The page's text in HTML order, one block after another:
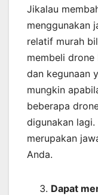
Jikalau
menggunakan
relatif murah
membeli
dan kegunaan
mungkin
beberapa
digunakan
merupakan
Anda.
Dapat